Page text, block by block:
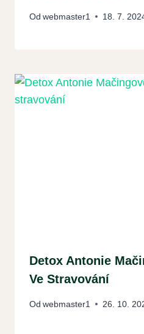
Od webmaster1 18. 7.
Detox Antonie
Ve Stravování
Od webmaster1 26. 10.